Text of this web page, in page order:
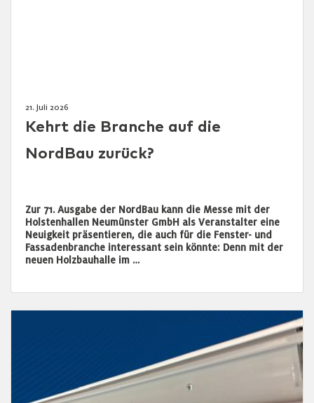
21. Juli 2026
Kehrt die Branche auf die
NordBau zurück?
Zur 71. Ausgabe der NordBau kann die Messe mit der
Holstenhallen Neumünster GmbH als Veranstalter eine
Neuigkeit präsentieren, die auch für die Fenster- und
Fassadenbranche interessant sein könnte: Denn mit der
neuen Holzbauhalle im …